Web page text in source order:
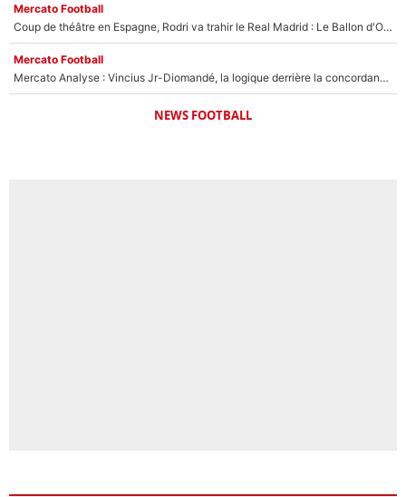
Mercato Football
Coup de théâtre en Espagne, Rodri va trahir le Real Madrid : Le Ballon d'Or a choisi de signer au FC Barcelone !
Mercato Football
Mercato Analyse : Vincius Jr-Diomandé, la logique derrière la concordance des temps
NEWS FOOTBALL